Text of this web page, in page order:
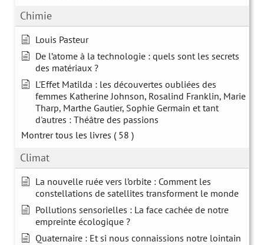
Chimie
Louis Pasteur
De l’atome à la technologie : quels sont les secrets
des matériaux ?
L'Effet Matilda : les découvertes oubliées des
femmes Katherine Johnson, Rosalind Franklin, Marie
Tharp, Marthe Gautier, Sophie Germain et tant
d'autres : Théâtre des passions
Montrer tous les livres ( 58 )
Climat
La nouvelle ruée vers l’orbite : Comment les
constellations de satellites transforment le monde
Pollutions sensorielles : La face cachée de notre
empreinte écologique ?
Quaternaire : Et si nous connaissions notre lointain